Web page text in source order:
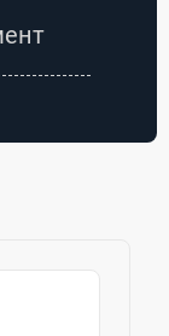
(41)